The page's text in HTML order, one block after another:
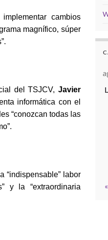
cambios
magnífico, súper
del TSJCV, Javier
informática con el
“conozcan todas las
“indispensable” labor
y la “extraordinaria
L